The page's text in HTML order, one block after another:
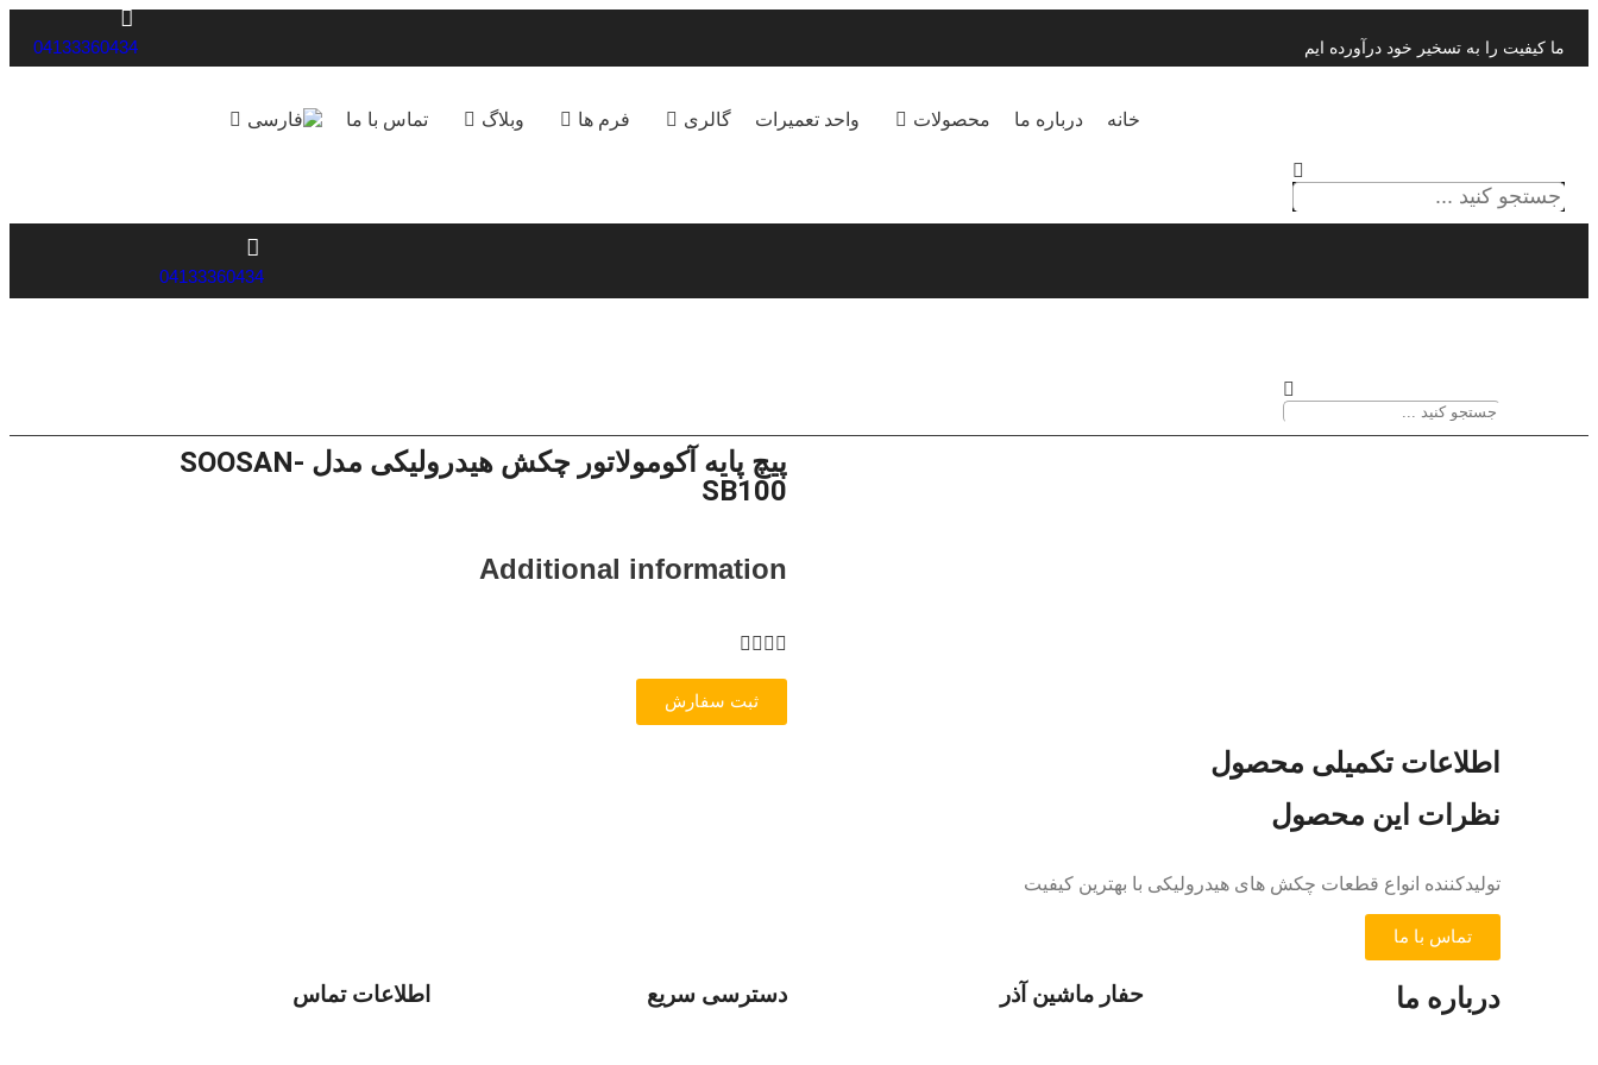
ما کیفیت را به تسخیر خود درآورده ایم 04133360434
خانه درباره ما محصولات واحد تعمیرات گالری فرم ها وبلاگ تماس با ما
04133360434
پیچ پایه آکومولاتور چکش هیدرولیکی مدل SOOSAN-
SB100
Additional information
ثبت سفارش
اطلاعات تکمیلی محصول
نظرات این محصول
تولیدکننده انواع قطعات چکش های هیدرولیکی با بهترین کیفیت
تماس با ما
درباره ما حفار ماشین آذر دسترسی سریع اطلاعات تماس